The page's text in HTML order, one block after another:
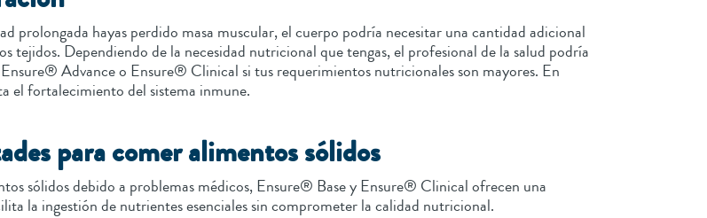
prolongada hayas perdido masa muscular, el cuerpo podría necesitar una cantidad adicional
tejidos. Dependiendo de la necesidad nutricional que tengas, el profesional de la salud podría
Advance o Ensure® Clinical si tus requerimientos nutricionales son mayores. En
el fortalecimiento del sistema inmune.
para comer alimentos sólidos
sólidos debido a problemas médicos, Ensure® Base y Ensure® Clinical ofrecen una
la ingestión de nutrientes esenciales sin comprometer la calidad nutricional.